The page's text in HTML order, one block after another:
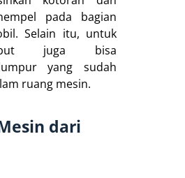
pada bagian
Selain itu, untuk
juga bisa
yang sudah
ruang mesin.
dari